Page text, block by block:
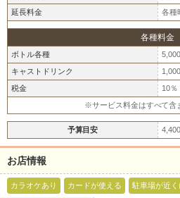
延長料金
各種
各種料金
ボトル各種
キャストドリンク
税金
10％
※サービス料金はすべて含
予算目安
お店情報
カラオケあり カードが使える 駐車場が近く
このお店をシェ
北海道